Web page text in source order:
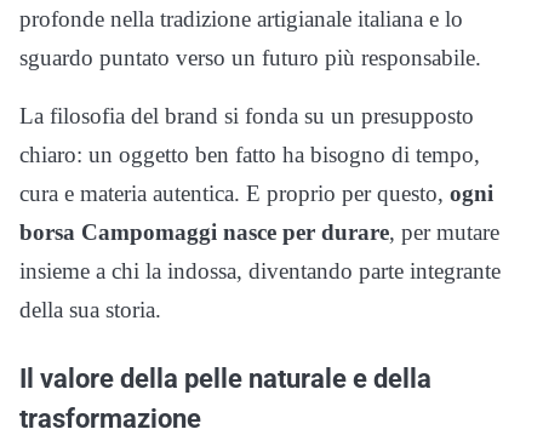
profonde nella tradizione artigianale italiana e lo
sguardo puntato verso un futuro più responsabile.
La filosofia del brand si fonda su un presupposto
chiaro: un oggetto ben fatto ha bisogno di tempo,
cura e materia autentica. E proprio per questo, ogni
borsa Campomaggi nasce per durare, per mutare
insieme a chi la indossa, diventando parte integrante
della sua storia.
Il valore della pelle naturale e della
trasformazione